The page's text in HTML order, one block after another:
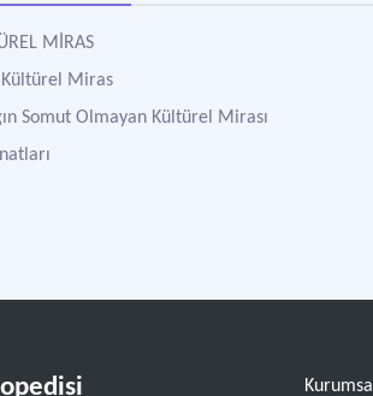
MİRAS
Miras
Somut Olmayan Kültürel Mirası
Kurumsal